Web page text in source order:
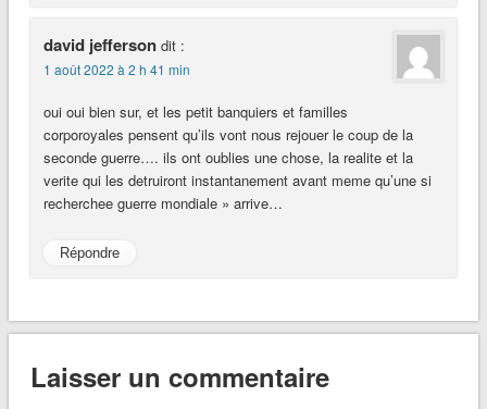
david jefferson dit :
1 août 2022 à 2 h 41 min
oui oui bien sur, et les petit banquiers et familles
corporoyales pensent qu’ils vont nous rejouer le coup de la
seconde guerre…. ils ont oublies une chose, la realite et la
verite qui les detruiront instantanement avant meme qu’une si
recherchee guerre mondiale » arrive…
Répondre
Laisser un commentaire